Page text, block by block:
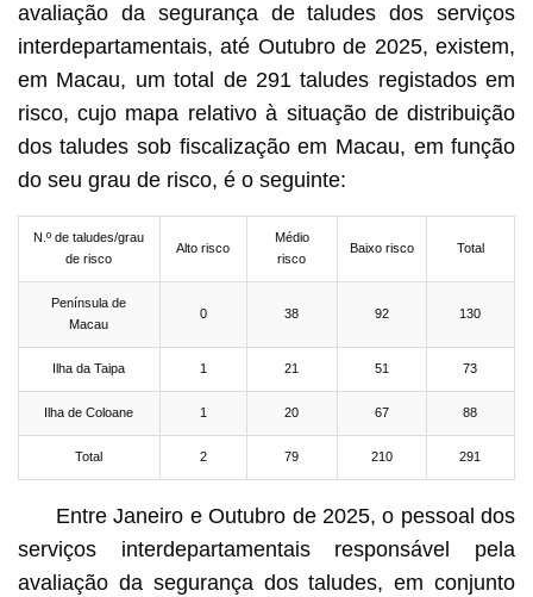
avaliação da segurança de taludes dos serviços
interdepartamentais, até Outubro de 2025, existem,
em Macau, um total de 291 taludes registados em
risco, cujo mapa relativo à situação de distribuição
dos taludes sob fiscalização em Macau, em função
do seu grau de risco, é o seguinte:
N.º de taludes/grau
de risco
Alto risco
Médio
risco
Baixo risco Total
Península de
Macau
0 38 92 130
Ilha da Taipa 1 21 51 73
Ilha de Coloane 1 20 67 88
Total 2 79 210 291
Entre Janeiro e Outubro de 2025, o pessoal dos
serviços interdepartamentais responsável pela
avaliação da segurança dos taludes, em conjunto